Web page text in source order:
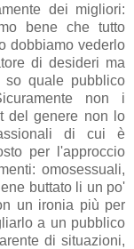
dei migliori:
bene che tutto
dobbiamo vederlo
di desideri ma
so quale pubblico
non i
del genere non lo
di cui è
per l'approccio
omosessuali,
buttato li un po'
un ironia più per
a un pubblico
di situazioni,